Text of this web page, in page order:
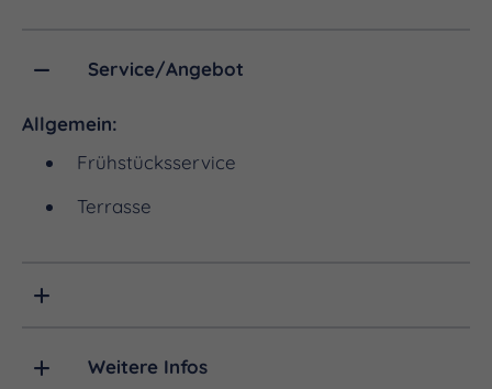
Service/Angebot
Allgemein:
Frühstücksservice
Terrasse
Weitere Infos